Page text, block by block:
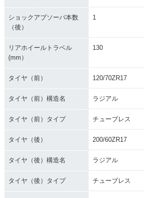
ショックアブソーバ本数
（後）
1
リアホイールトラベル
(mm）
130
タイヤ（前） 120/70ZR17
タイヤ（前）構造名 ラジアル
タイヤ（前）タイプ チューブレス
タイヤ（後） 200/60ZR17
タイヤ（後）構造名 ラジアル
タイヤ（後）タイプ チューブレス